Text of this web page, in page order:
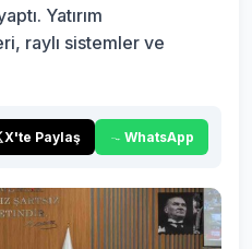
Yatırım
raylı sistemler ve
X'te Paylaş WhatsApp